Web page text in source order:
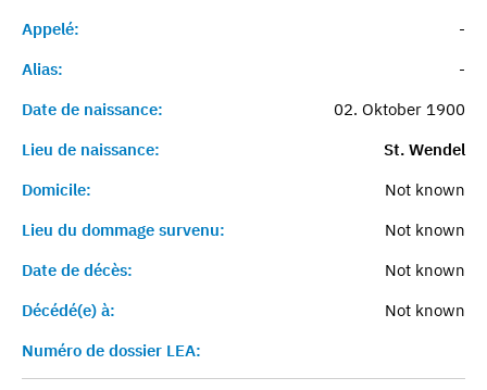
Appelé:
-
Alias:
-
Date de naissance:
02. Oktober 1900
Lieu de naissance:
St. Wendel
Domicile:
Not known
Lieu du dommage survenu:
Not known
Date de décès:
Not known
Décédé(e) à:
Not known
Numéro de dossier LEA: